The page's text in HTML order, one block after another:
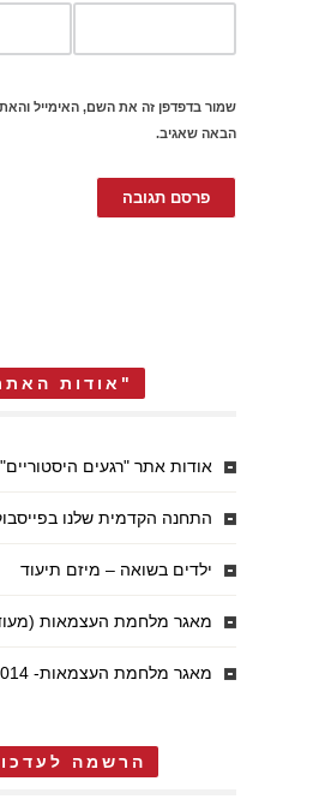
שמור בדפדפן זה את השם, האימייל
הבאה שאגיב.
"אודות
אודות אתר "רגעים היסטוריים"
התחנה הקדמית שלנו
ילדים בשואה – מיזם תיעוד
מאגר מלחמת העצמאות
מאגר מלחמת העצמאות- 2014
הרשמה